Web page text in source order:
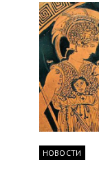
НОВОСТИ